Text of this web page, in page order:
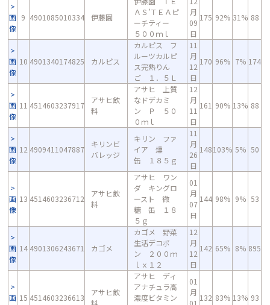
画
像
9 4901085010334 伊藤園
ＡＳ’ＴＥＡピ
ーチティー
５００ｍｌ
月
09
日
175 92% 31% 88
画
像
10 4901340174825 カルピス
カルピス フ
ルーツカルピ
ス完熟りん
ご １．５Ｌ
11
月
12
日
170 96% 7% 174
画
像
11 4514603237917
アサヒ飲
料
アサヒ 上質
なドデカミ
ン Ｐ ５０
０ｍｌ
12
月
11
日
161 90% 13% 88
画
像
12 4909411047887
キリンビ
バレッジ
キリン ファ
イア 燻
缶 １８５ｇ
11
月
26
日
148103% 5% 50
画
像
13 4514603236712
アサヒ飲
料
アサヒ ワン
ダ キングロ
ースト 微
糖 缶 １８
５ｇ
01
月
07
日
144 98% 9% 53
画
像
14 4901306243671 カゴメ
カゴメ 野菜
生活デコポ
ン ２００ｍ
ｌｘ１２
12
月
12
日
142 65% 8% 895
画 15 4514603236613
アサヒ飲
料
アサヒ ディ
アナチュラ高
濃度ビタミン
01
月
01
132 83% 13% 93